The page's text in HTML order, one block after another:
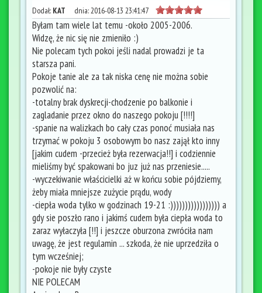
Dodał: KAT dnia:2016-08-13 23:41:47
Byłam tam wiele lat temu -około 2005-2006.
Widzę, że nic się nie zmieniło :)
Nie polecam tych pokoi jeśli nadal prowadzi je ta
starsza pani.
Pokoje tanie ale za tak niska cenę nie można sobie
pozwolić na:
-totalny brak dyskrecji-chodzenie po balkonie i
zagladanie przez okno do naszego pokoju [!!!!]
-spanie na walizkach bo cały czas ponoć musiała nas
trzymać w pokoju 3 osobowym bo nasz zajął kto inny
[jakim cudem -przecież była rezerwacja!!] i codziennie
mieliśmy być spakowani bo juz już nas przeniesie.....
-wyczekiwanie właścicielki aż w końcu sobie pójdziemy,
żeby miała mniejsze zużycie prądu, wody
-ciepła woda tylko w godzinach 19-21 :))))))))))))))))) a
gdy sie poszło rano i jakimś cudem była ciepła woda to
zaraz wyłaczyła [!!] i jeszcze oburzona zwróciła nam
uwagę, że jest regulamin ... szkoda, że nie uprzedziła o
tym wcześniej;
-pokoje nie były czyste
NIE POLECAM